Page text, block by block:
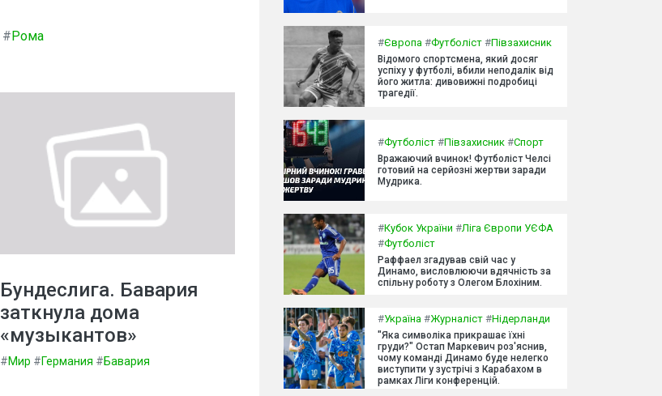
#Рома
Бундеслига. Бавария
заткнула дома
«музыкантов»
#Мир #Германия #Бавария
#Європа #Футболіст #Півзахисник
Відомого спортсмена, який досяг
успіху у футболі, вбили неподалік від
його житла: дивовижні подробиці
трагедії.
#Футболіст #Півзахисник #Спорт
Вражаючий вчинок! Футболіст Челсі
готовий на серйозні жертви заради
Мудрика.
#Кубок України #Ліга Європи УЄФА
#Футболіст
Раффаел згадував свій час у
Динамо, висловлюючи вдячність за
спільну роботу з Олегом Блохіним.
#Україна #Журналіст #Нідерланди
"Яка символіка прикрашає їхні
груди?" Остап Маркевич роз'яснив,
чому команді Динамо буде нелегко
виступити у зустрічі з Карабахом в
рамках Ліги конференцій.